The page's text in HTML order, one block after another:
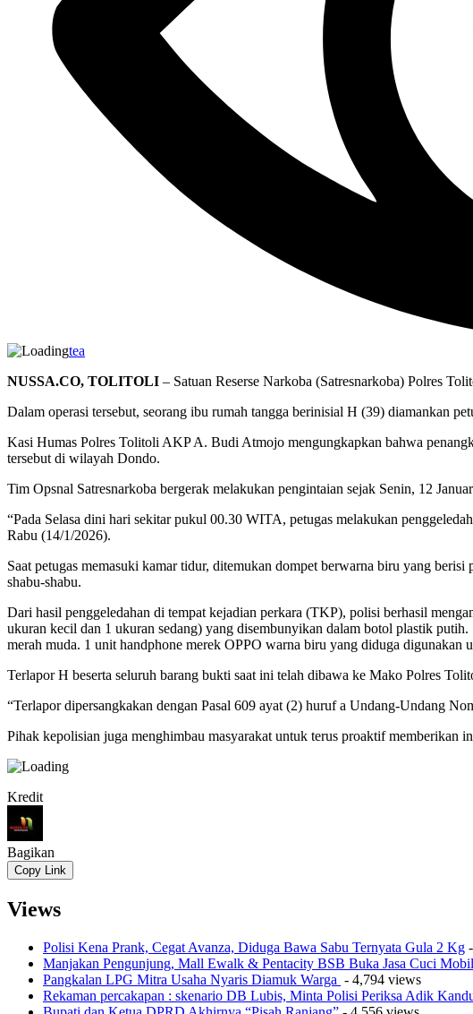
tea
NUSSA.CO, TOLITOLI – Satuan Reserse Narkoba (Satresnarkoba) Polres
Dalam operasi tersebut, seorang ibu rumah tangga berinisial H (39) diamankan
Kasi Humas Polres Tolitoli AKP A. Budi Atmojo mengungkapkan bahwa
tersebut di wilayah Dondo.
Tim Opsnal Satresnarkoba bergerak melakukan pengintaian sejak Senin, 12
“Pada Selasa dini hari sekitar pukul 00.30 WITA, petugas melakukan
Rabu (14/1/2026).
Saat petugas memasuki kamar tidur, ditemukan dompet berwarna biru yang
shabu-shabu.
Dari hasil penggeledahan di tempat kejadian perkara (TKP), polisi berhasil
ukuran kecil dan 1 ukuran sedang) yang disembunyikan dalam botol plastik
merah muda. 1 unit handphone merek OPPO warna biru yang diduga digunakan
Terlapor H beserta seluruh barang bukti saat ini telah dibawa ke Mako Polres
“Terlapor dipersangkakan dengan Pasal 609 ayat (2) huruf a Undang-Undang
Pihak kepolisian juga menghimbau masyarakat untuk terus proaktif memberikan
Kredit
Bagikan
Copy Link
Views
Polisi Kena Prank, Cegat Avanza, Diduga Bawa Sabu Ternyata Gula 2 Kg
Manjakan Pengunjung, Mall Ewalk & Pentacity BSB Buka Jasa Cuci
Pangkalan LPG Mitra Usaha Nyaris Diamuk Warga - 4,794 views
Rekaman percakapan : skenario DB Lubis, Minta Polisi Periksa Adik